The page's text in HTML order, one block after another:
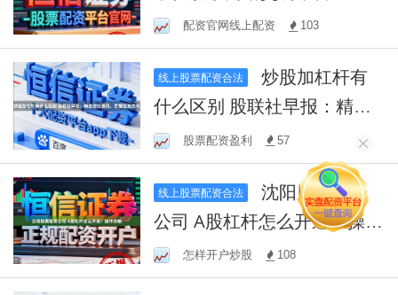
全、便捷、高效
配资官网线上配资 103
线上股票配资合法
炒股加杠杆有
什么区别 股联社早报：精选
财经资讯，把握投资先机
股票配资盈利 57
线上股票配资合法
沈阳股票配资
公司 A股杠杆怎么开通？操作
攻略怎样开户炒股 108